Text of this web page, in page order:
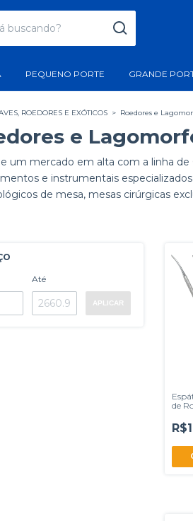
PEQUENO PORTE GRANDE
ROEDORES E EXÓTICOS > Roedores e
e
um mercado em alta com a linha
e instrumentais
de mesa, mesas cirúrgicas
Até
APLICAR
de